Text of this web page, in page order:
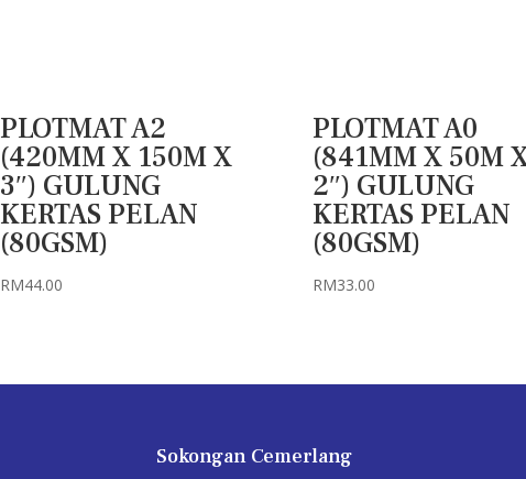
PLOTMAT A2
(420MM X 150M X
3″) GULUNG
KERTAS PELAN
(80GSM)
RM44.00
PLOTMAT A0
(841MM X 50M
2″) GULUNG
KERTAS PELAN
(80GSM)
RM33.00
Sokongan Cemerlang